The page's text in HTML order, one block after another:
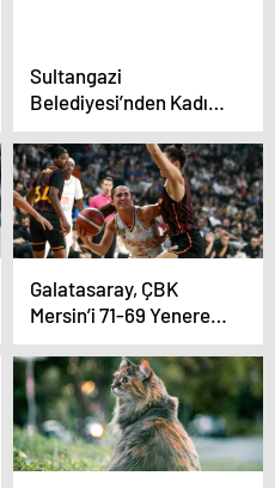
Sultangazi
Belediyesi’nden Kadına
Yönelik Şiddetle
Mücadele Etkinlikleri
Galatasaray, ÇBK
Mersin’i 71-69 Yenerek
Hafta 7’yi Tamamladı